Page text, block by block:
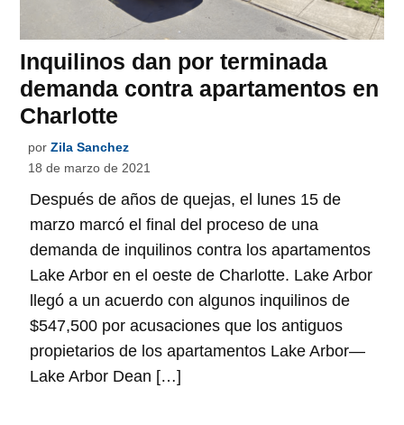
Inquilinos dan por terminada
demanda contra apartamentos en
Charlotte
por Zila Sanchez
18 de marzo de 2021
Después de años de quejas, el lunes 15 de
marzo marcó el final del proceso de una
demanda de inquilinos contra los apartamentos
Lake Arbor en el oeste de Charlotte. Lake Arbor
llegó a un acuerdo con algunos inquilinos de
$547,500 por acusaciones que los antiguos
propietarios de los apartamentos Lake Arbor—
Lake Arbor Dean […]